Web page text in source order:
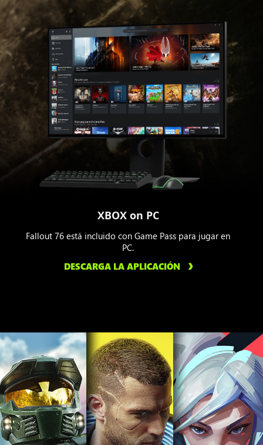
XBOX on PC
Fallout 76 está incluido con Game Pass para jugar en
PC.
DESCARGA LA APLICACIÓN